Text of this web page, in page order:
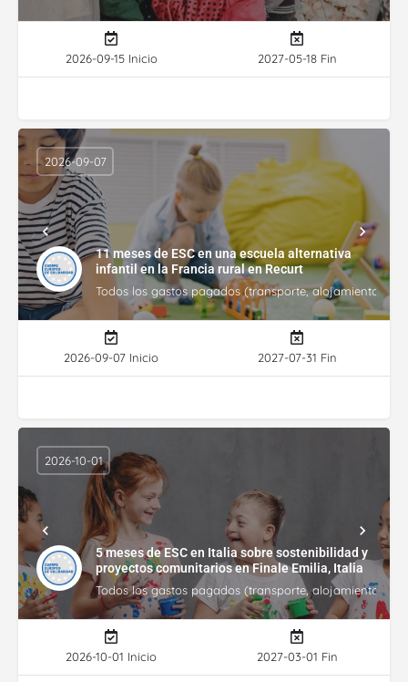
2026-09-15 Inicio 2027-05-18 Fin
11 meses de ESC en una escuela alternativa
infantil en la Francia rural en Recurt
Todos los gastos pagados (transporte, alojamiento,
2026-09-07
2026-09-07 Inicio 2027-07-31 Fin
5 meses de ESC en Italia sobre sostenibilidad y
proyectos comunitarios en Finale Emilia, Italia
Todos los gastos pagados (transporte, alojamiento,
2026-10-01
2026-10-01 Inicio 2027-03-01 Fin